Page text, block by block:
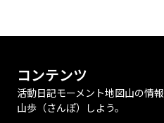
コンテンツ
活動日記モーメント地図山の情報
山歩（さんぽ）しよう。